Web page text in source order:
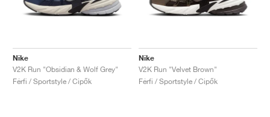
Nike
V2K Run "Obsidian & Wolf Grey"
Férfi / Sportstyle / Cipők
Nike
V2K Run "Velvet Brown"
Férfi / Sportstyle / Cipők